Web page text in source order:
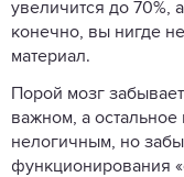
увеличится до 70%,
конечно, вы нигде
материал.
Порой мозг
важном, а остальное
нелогичным, но
функционирования